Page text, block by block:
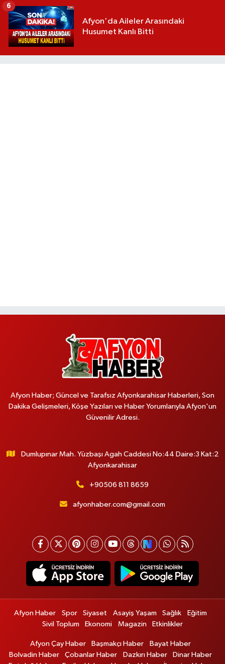
Afyon'da Aileler Arasındaki
Husumet Kanlı Bitti
6
Afyon Haber; Güncel ve Tarafsız Afyonkarahisar Haberleri, Son
Dakika Gelişmeleri, Köşe Yazıları ve Haber Yorumlarıyla Afyon'un
Güvenilir Adresi.
Dumlupınar Mah. Yüzbaşı Agah Caddesi No:44 Daire:3 Kat:2
Afyonkarahisar
+90506 811 8659
afyonhaber.com@gmail.com
Afyon Haber Spor Siyaset Asayiş Yaşam Sağlık
Eğitim
Sivil Toplum
Ekonomi Magazin Etkinlikler
Afyon Çay Haber Başmakçı Haber
Bayat Haber
Bolvadin Haber
Çobanlar Haber Dazkırı Haber
Dinar Haber